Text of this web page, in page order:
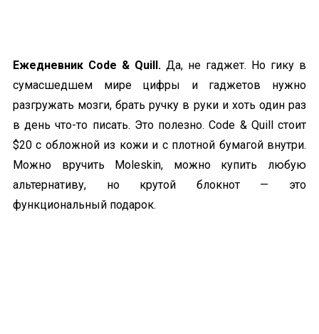
Ежедневник Code & Quill. Да, не гаджет. Но гику в
сумасшедшем мире цифры и гаджетов нужно
разгружать мозги, брать ручку в руки и хоть один раз
в день что-то писать. Это полезно. Code & Quill стоит
$20 с обложной из кожи и с плотной бумагой внутри.
Можно вручить Moleskin, можно купить любую
альтернативу, но крутой блокнот — это
функциональный подарок.